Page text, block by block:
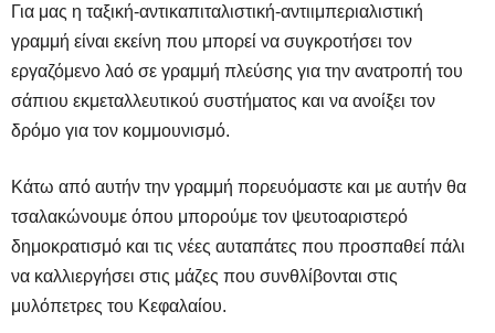
Για μας η ταξική-αντικαπιταλιστική-αντιιμπεριαλιστική
γραμμή είναι εκείνη που μπορεί να συγκροτήσει τον
εργαζόμενο λαό σε γραμμή πλεύσης για την ανατροπή του
σάπιου εκμεταλλευτικού συστήματος και να ανοίξει τον
δρόμο για τον κομμουνισμό.
Κάτω από αυτήν την γραμμή πορευόμαστε και με αυτήν θα
τσαλακώνουμε όπου μπορούμε τον ψευτοαριστερό
δημοκρατισμό και τις νέες αυταπάτες που προσπαθεί πάλι
να καλλιεργήσει στις μάζες που συνθλίβονται στις
μυλόπετρες του Κεφαλαίου.